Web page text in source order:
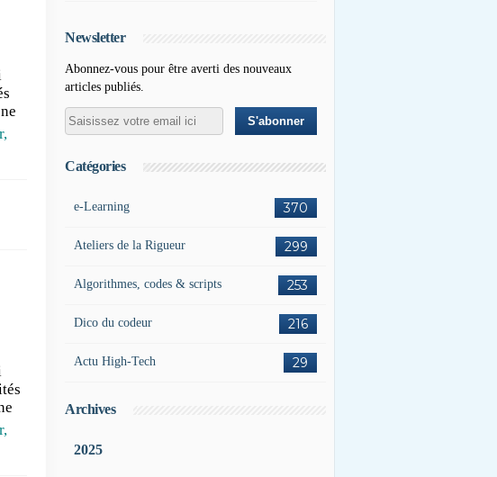
,
,
Newsletter
Abonnez-vous pour être averti des nouveaux
articles publiés.
Catégories
370
e-Learning
299
Ateliers de la Rigueur
253
Algorithmes, codes & scripts
216
Dico du codeur
29
Actu High-Tech
Archives
2025